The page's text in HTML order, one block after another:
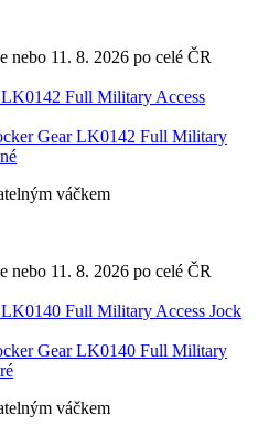
nebo 11. 8. 2026 po celé ČR
Gear LK0142 Full Military
váčkem
nebo 11. 8. 2026 po celé ČR
Gear LK0140 Full Military
váčkem